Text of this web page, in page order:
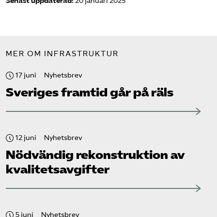
MER OM INFRASTRUKTUR
17 juni Nyhetsbrev
Sveriges framtid går på räls
12 juni Nyhetsbrev
Nödvändig rekonstruktion av
kvalitetsavgifter
5 juni Nyhetsbrev